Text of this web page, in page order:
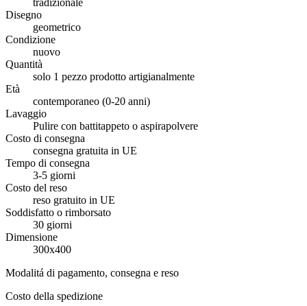
tradizionale
Disegno
geometrico
Condizione
nuovo
Quantità
solo 1 pezzo prodotto artigianalmente
Età
contemporaneo (0-20 anni)
Lavaggio
Pulire con battitappeto o aspirapolvere
Costo di consegna
consegna gratuita in UE
Tempo di consegna
3-5 giorni
Costo del reso
reso gratuito in UE
Soddisfatto o rimborsato
30 giorni
Dimensione
300x400
Modalitá di pagamento, consegna e reso
Costo della spedizione